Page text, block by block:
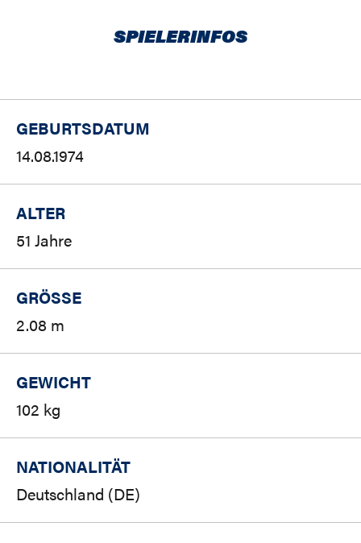
SPIELERINFOS
GEBURTSDATUM
14.08.1974
ALTER
51 Jahre
GRÖSSE
2.08 m
GEWICHT
102 kg
NATIONALITÄT
Deutschland (DE)